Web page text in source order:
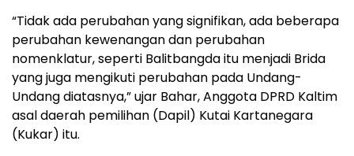
“Tidak ada perubahan yang signifikan, ada beberapa
perubahan kewenangan dan perubahan
nomenklatur, seperti Balitbangda itu menjadi Brida
yang juga mengikuti perubahan pada Undang-
Undang diatasnya,” ujar Bahar, Anggota DPRD Kaltim
asal daerah pemilihan (Dapil) Kutai Kartanegara
(Kukar) itu.